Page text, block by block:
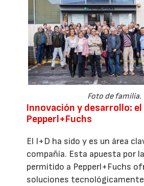
Foto de familia.
Innovación y desarrollo:
Pepperl+Fuchs
El I+D ha sido y es un área
compañía. Esta apuesta por
permitido a Pepperl+Fuchs
soluciones